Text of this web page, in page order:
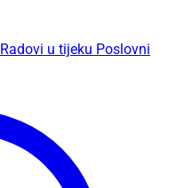
Radovi u tijeku Poslovni